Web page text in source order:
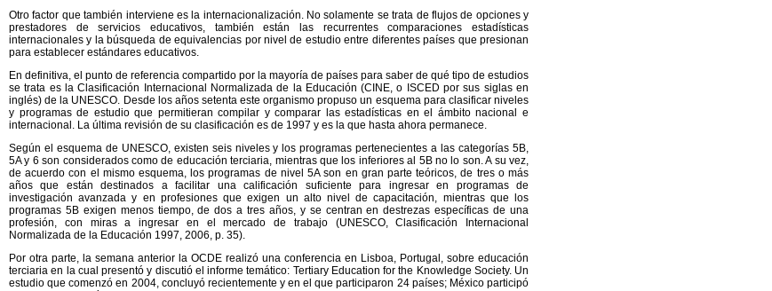
Otro factor que también interviene es la internacionalización. No solamente se trata de flujos de opciones y
prestadores de servicios educativos, también están las recurrentes comparaciones estadísticas
internacionales y la búsqueda de equivalencias por nivel de estudio entre diferentes países que presionan
para establecer estándares educativos.
En definitiva, el punto de referencia compartido por la mayoría de países para saber de qué tipo de estudios
se trata es la Clasificación Internacional Normalizada de la Educación (CINE, o ISCED por sus siglas en
inglés) de la UNESCO. Desde los años setenta este organismo propuso un esquema para clasificar niveles
y programas de estudio que permitieran compilar y comparar las estadísticas en el ámbito nacional e
internacional. La última revisión de su clasificación es de 1997 y es la que hasta ahora permanece.
Según el esquema de UNESCO, existen seis niveles y los programas pertenecientes a las categorías 5B,
5A y 6 son considerados como de educación terciaria, mientras que los inferiores al 5B no lo son. A su vez,
de acuerdo con el mismo esquema, los programas de nivel 5A son en gran parte teóricos, de tres o más
años que están destinados a facilitar una calificación suficiente para ingresar en programas de
investigación avanzada y en profesiones que exigen un alto nivel de capacitación, mientras que los
programas 5B exigen menos tiempo, de dos a tres años, y se centran en destrezas específicas de una
profesión, con miras a ingresar en el mercado de trabajo (UNESCO, Clasificación Internacional
Normalizada de la Educación 1997, 2006, p. 35).
Por otra parte, la semana anterior la OCDE realizó una conferencia en Lisboa, Portugal, sobre educación
terciaria en la cual presentó y discutió el informe temático: Tertiary Education for the Knowledge Society. Un
estudio que comenzó en 2004, concluyó recientemente y en el que participaron 24 países; México participó